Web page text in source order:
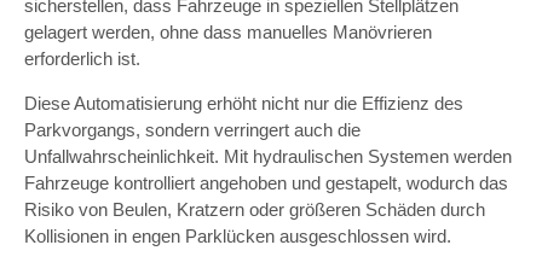
sicherstellen, dass Fahrzeuge in speziellen Stellplätzen
gelagert werden, ohne dass manuelles Manövrieren
erforderlich ist.
Diese Automatisierung erhöht nicht nur die Effizienz des
Parkvorgangs, sondern verringert auch die
Unfallwahrscheinlichkeit. Mit hydraulischen Systemen werden
Fahrzeuge kontrolliert angehoben und gestapelt, wodurch das
Risiko von Beulen, Kratzern oder größeren Schäden durch
Kollisionen in engen Parklücken ausgeschlossen wird.